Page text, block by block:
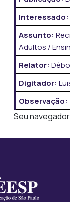
Interessado:
Assunto:
Adultos /
Relator:
Digitador:
Observação:
Seu